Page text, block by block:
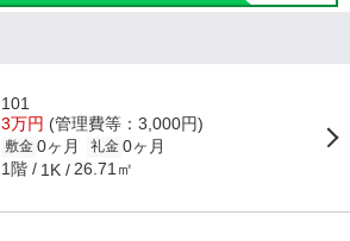
101
3万円 (管理費等：3,000円)
敷金 0ヶ月 礼金 0ヶ月
1階 1K 26.71㎡